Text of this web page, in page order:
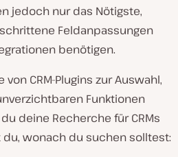
jedoch nur das Nötigste,
Feldanpassungen
benötigen.
CRM-Plugins zur Auswahl,
Funktionen
deine Recherche für CRMs
wonach du suchen solltest: